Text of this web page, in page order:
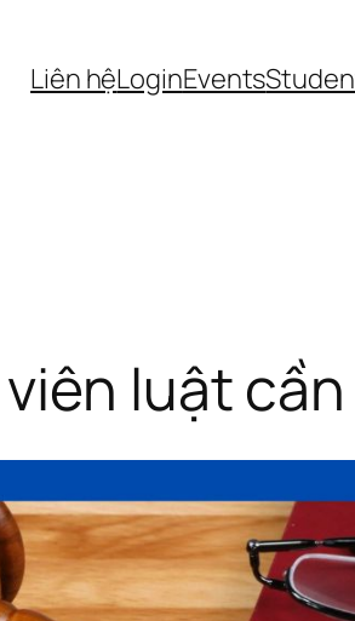
Liên hệLoginEvents
luật cần